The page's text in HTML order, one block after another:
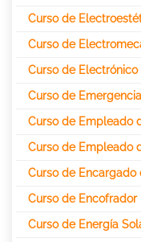
Curso de
Curso de
Curso de
Curso de
Curso de Empleado
Curso de Empleado
Curso de
Curso de Encofrador
Curso de Energía